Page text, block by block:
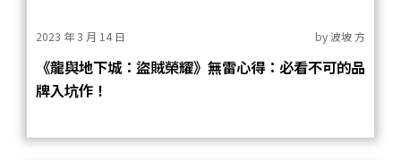
2023 年 3 月 14 日 by波坡 方
《龍與地下城：盜賊榮耀》無雷心得：必看不可的品
牌入坑作！